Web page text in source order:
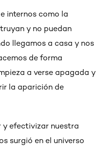
internos como la
y no puedan
llegamos a casa y nos
de forma
a verse apagada y
la aparición de
y efectivizar nuestra
surgió en el universo